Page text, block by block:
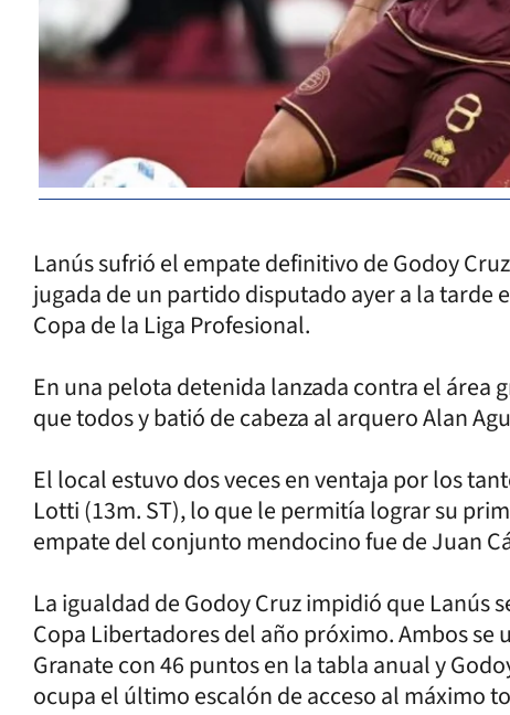
Lanús sufrió el empate definitivo de Godoy
jugada de un partido disputado ayer a la tarde
Copa de la Liga Profesional.
En una pelota detenida lanzada contra el área
que todos y batió de cabeza al arquero Alan
El local estuvo dos veces en ventaja por los
Lotti (13m. ST), lo que le permitía lograr su
empate del conjunto mendocino fue de Juan
La igualdad de Godoy Cruz impidió que Lanús
Copa Libertadores del año próximo. Ambos se
Granate con 46 puntos en la tabla anual y
ocupa el último escalón de acceso al máximo